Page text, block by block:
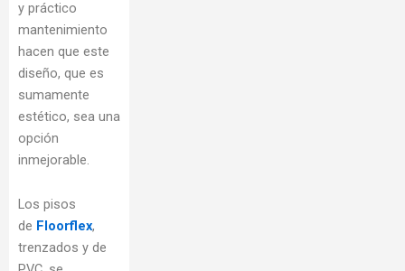
y práctico
mantenimiento
hacen que este
diseño, que es
sumamente
estético, sea una
opción
inmejorable.
Los pisos
de Floorflex,
trenzados y de